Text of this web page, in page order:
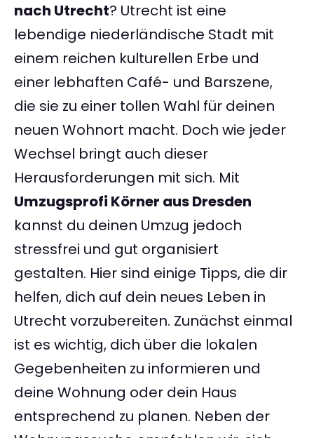
nach Utrecht? Utrecht ist eine
lebendige niederländische Stadt mit
einem reichen kulturellen Erbe und
einer lebhaften Café- und Barszene,
die sie zu einer tollen Wahl für deinen
neuen Wohnort macht. Doch wie jeder
Wechsel bringt auch dieser
Herausforderungen mit sich. Mit
Umzugsprofi Körner aus Dresden
kannst du deinen Umzug jedoch
stressfrei und gut organisiert
gestalten. Hier sind einige Tipps, die dir
helfen, dich auf dein neues Leben in
Utrecht vorzubereiten. Zunächst einmal
ist es wichtig, dich über die lokalen
Gegebenheiten zu informieren und
deine Wohnung oder dein Haus
entsprechend zu planen. Neben der